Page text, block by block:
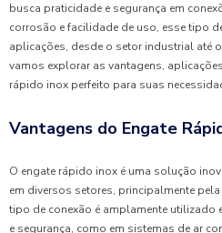
busca praticidade e segurança em
corrosão e facilidade de uso, esse tipo
aplicações, desde o setor industrial até
vamos explorar as vantagens,
rápido inox perfeito para suas
Vantagens do Engate
O engate rápido inox é uma solução
em diversos setores, principalmente
tipo de conexão é amplamente utilizado
e segurança, como em sistemas de ar